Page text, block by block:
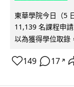
東華學院今日（5
11,139 名課程申
以為獲得學位取錄
149 17 ↗